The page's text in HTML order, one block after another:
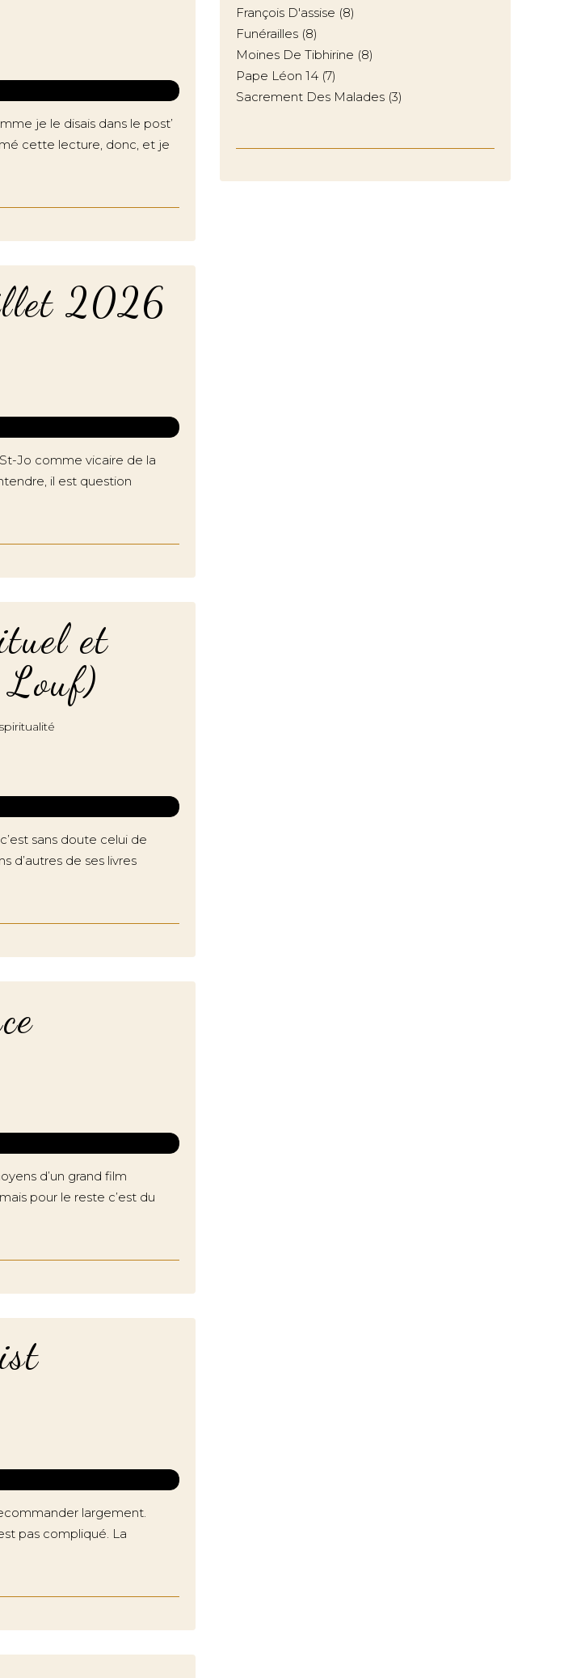
je le disais dans le post’
cette lecture, donc, et je
2026
Jo comme vicaire de la
il est question
et
Louf)
sans doute celui de
d’autres de ses livres
d’un grand film
pour le reste c’est du
largement.
pas compliqué. La
François D'assise (8)
Funérailles (8)
Moines De Tibhirine (8)
Pape Léon 14 (7)
Sacrement Des Malades (3)